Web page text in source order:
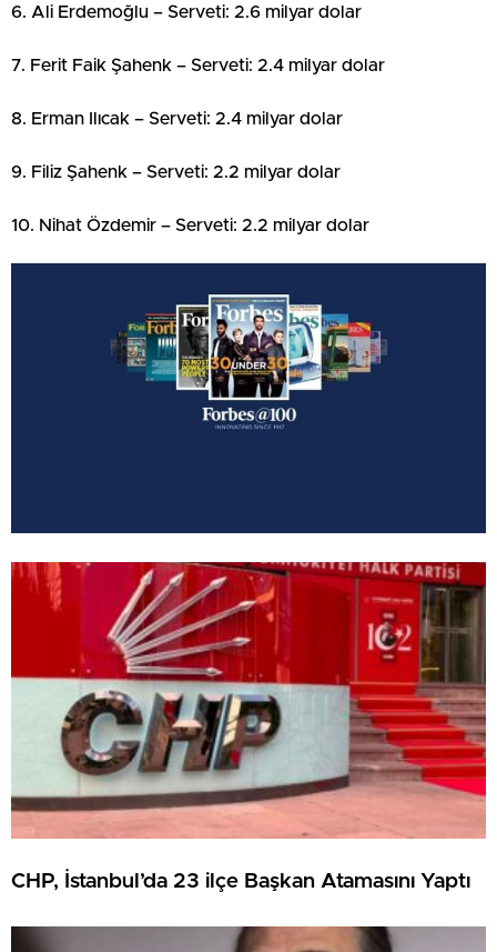
6. Ali Erdemoğlu – Serveti: 2.6 milyar dolar
7. Ferit Faik Şahenk – Serveti: 2.4 milyar dolar
8. Erman Ilıcak – Serveti: 2.4 milyar dolar
9. Filiz Şahenk – Serveti: 2.2 milyar dolar
10. Nihat Özdemir – Serveti: 2.2 milyar dolar
CHP, İstanbul’da 23 ilçe Başkan Atamasını Yaptı